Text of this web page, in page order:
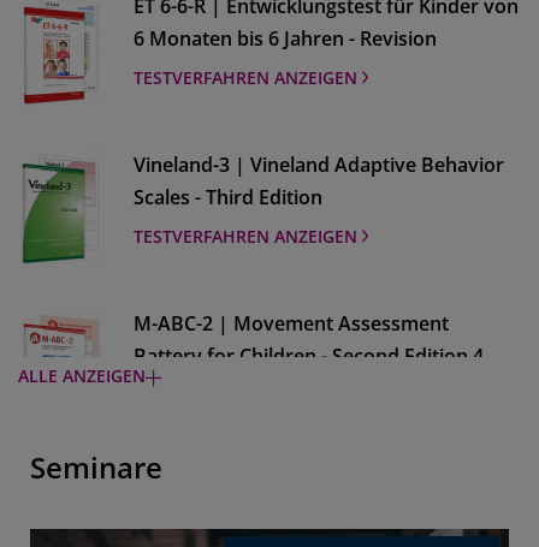
ET 6-6-R | Entwicklungstest für Kinder von
6 Monaten bis 6 Jahren - Revision
TESTVERFAHREN ANZEIGEN
Vineland-3 | Vineland Adaptive Behavior
Scales - Third Edition
TESTVERFAHREN ANZEIGEN
M-ABC-2 | Movement Assessment
Battery for Children - Second Edition 4.
Auflage
TESTVERFAHREN ANZEIGEN
ALLE ANZEIGEN
Seminare